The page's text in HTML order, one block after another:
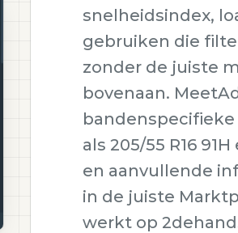
snelheidsindex,
gebruiken die
zonder de juiste
bovenaan.
als 205/55 R16
en aanvullende
in de juiste
werkt op